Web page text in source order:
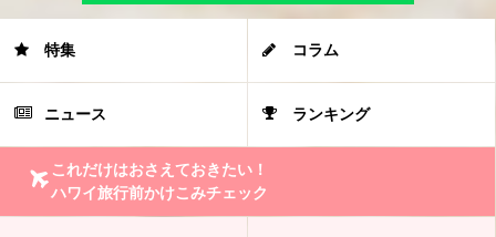
特集 コラム
ニュース ランキング
これだけはおさえておきたい！
ハワイ旅行前かけこみチェック